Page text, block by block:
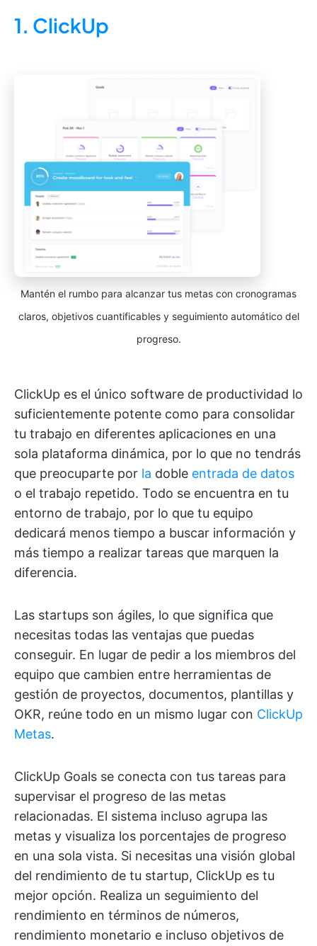
1. ClickUp
Mantén el rumbo para alcanzar tus metas con cronogramas
claros, objetivos cuantificables y seguimiento automático del
progreso.
ClickUp es el único software de productividad lo
suficientemente potente como para consolidar
tu trabajo en diferentes aplicaciones en una
sola plataforma dinámica, por lo que no tendrás
que preocuparte por la doble entrada de datos
o el trabajo repetido. Todo se encuentra en tu
entorno de trabajo, por lo que tu equipo
dedicará menos tiempo a buscar información y
más tiempo a realizar tareas que marquen la
diferencia.
Las startups son ágiles, lo que significa que
necesitas todas las ventajas que puedas
conseguir. En lugar de pedir a los miembros del
equipo que cambien entre herramientas de
gestión de proyectos, documentos, plantillas y
OKR, reúne todo en un mismo lugar con ClickUp
Metas.
ClickUp Goals se conecta con tus tareas para
supervisar el progreso de las metas
relacionadas. El sistema incluso agrupa las
metas y visualiza los porcentajes de progreso
en una sola vista. Si necesitas una visión global
del rendimiento de tu startup, ClickUp es tu
mejor opción. Realiza un seguimiento del
rendimiento en términos de números,
rendimiento monetario e incluso objetivos de